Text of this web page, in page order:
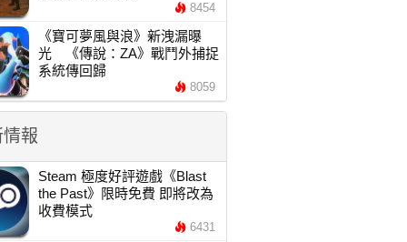
8454
《寶可夢風與浪》新洩漏曝
光 《傳說：ZA》戰鬥外捕捉
系統傳回歸
8059
報
Steam 極度好評遊戲《Blast
the Past》限時免費 即將改為
收費模式
6431